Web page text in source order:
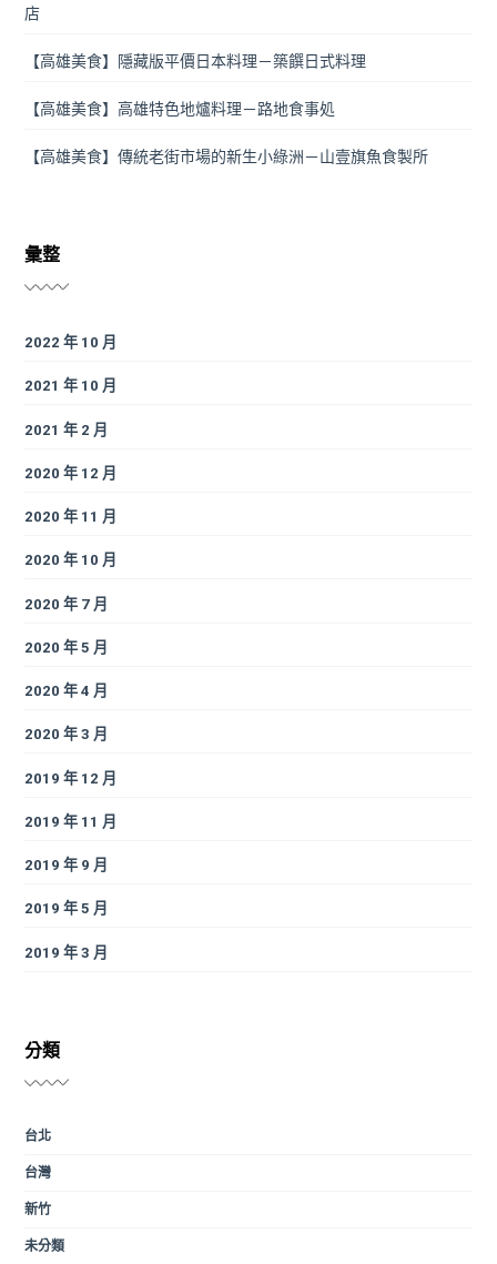
店
【高雄美食】隱藏版平價日本料理－築饌日式料理
【高雄美食】高雄特色地爐料理－路地食事処
【高雄美食】傳統老街市場的新生小綠洲－山壹旗魚食製所
彙整
2022 年 10 月
2021 年 10 月
2021 年 2 月
2020 年 12 月
2020 年 11 月
2020 年 10 月
2020 年 7 月
2020 年 5 月
2020 年 4 月
2020 年 3 月
2019 年 12 月
2019 年 11 月
2019 年 9 月
2019 年 5 月
2019 年 3 月
分類
台北
台灣
新竹
未分類